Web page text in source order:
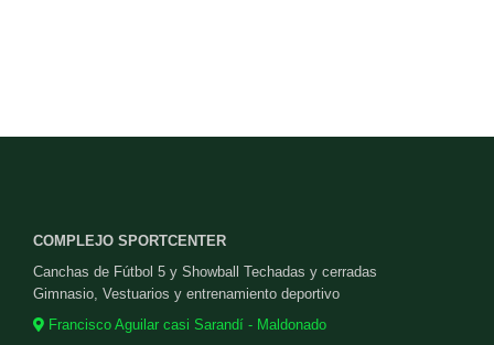
COMPLEJO SPORTCENTER
Canchas de Fútbol 5 y Showball Techadas y cerradas
Gimnasio, Vestuarios y entrenamiento deportivo
Francisco Aguilar casi Sarandí - Maldonado